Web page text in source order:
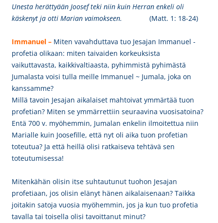
Unesta herättyään Joosef teki niin kuin Herran enkeli oli
käskenyt ja otti Marian vaimokseen.
(Matt. 1: 18-24)
Immanuel – Miten vavahduttava tuo Jesajan Immanuel -
profetia olikaan: miten taivaiden korkeuksista
vaikuttavasta, kaikkivaltiaasta, pyhimmistä pyhimästä
Jumalasta voisi tulla meille Immanuel ~ Jumala, joka on
kanssamme?
Millä tavoin Jesajan aikalaiset mahtoivat ymmärtää tuon
profetian? Miten se ymmärrettiin seuraavina vuosisatoina?
Entä 700 v. myöhemmin, Jumalan enkelin ilmoitettua niin
Marialle kuin Joosefille, että nyt oli aika tuon profetian
toteutua? Ja että heillä olisi ratkaiseva tehtävä sen
toteutumisessa!
Mitenkähän olisin itse suhtautunut tuohon Jesajan
profetiaan, jos olisin elänyt hänen aikalaisenaan? Taikka
joitakin satoja vuosia myöhemmin, jos ja kun tuo profetia
tavalla tai toisella olisi tavoittanut minut?